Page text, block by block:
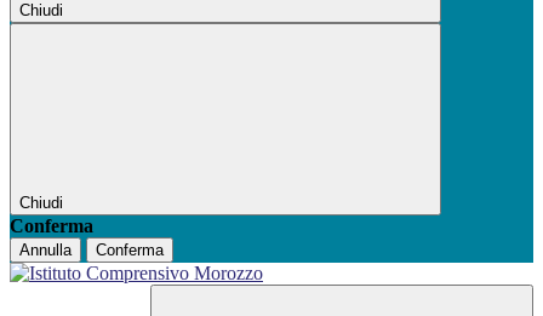
Chiudi
Chiudi
Conferma
Annulla Conferma